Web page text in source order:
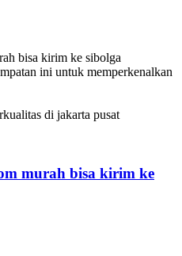
bisa kirim ke sibolga
ini untuk memperkenalkan
murah bisa kirim ke